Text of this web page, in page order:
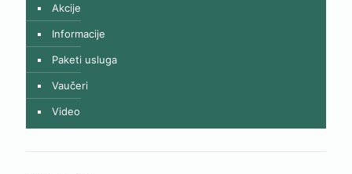
Akcije
Informacije
Paketi usluga
Vaučeri
Video